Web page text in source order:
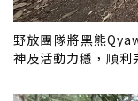
野放團隊將黑熊
神及活動力穩，順利